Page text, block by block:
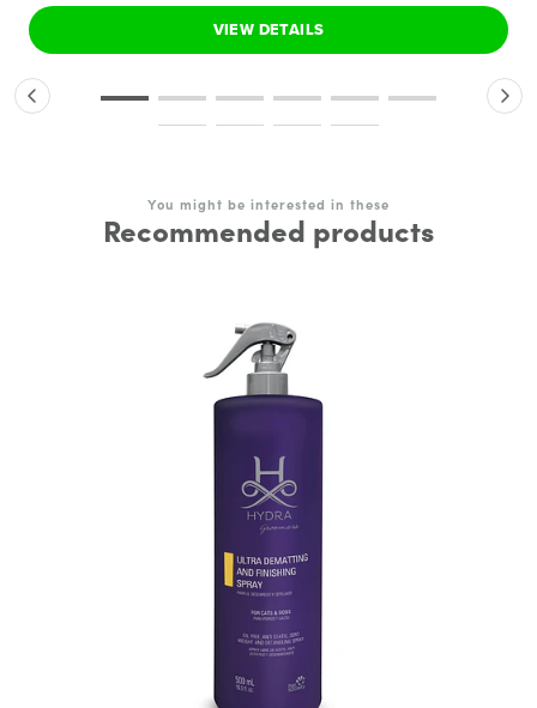
VIEW DETAILS
You might be interested in these
Recommended products